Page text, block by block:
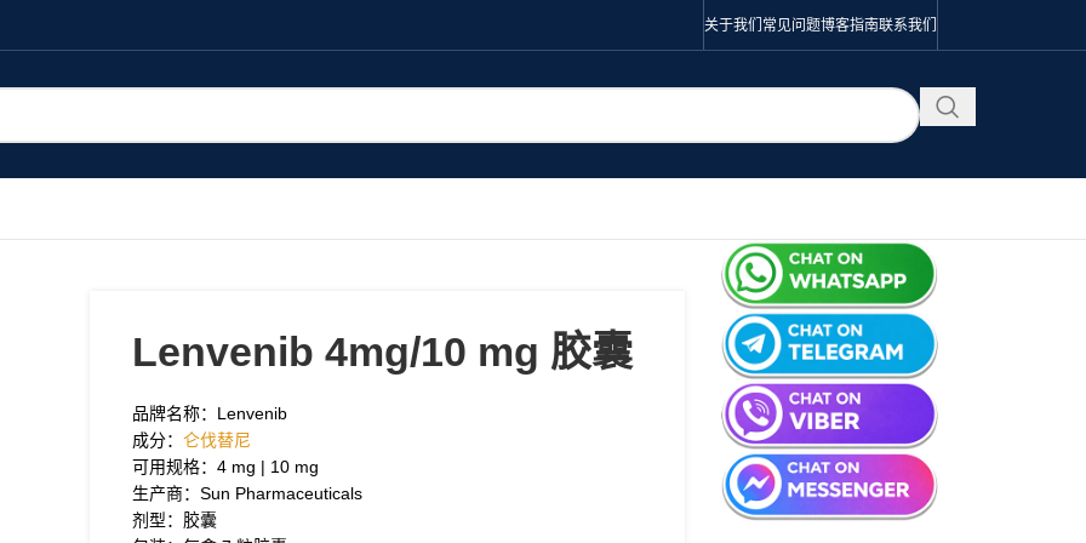
关于我们 常见问题博客指南联系我们
Lenvenib 4mg/10 mg 胶囊
品牌名称：Lenvenib
成分： 仑伐替尼
可用规格：4 mg | 10 mg
生产商：Sun Pharmaceuticals
剂型：胶囊